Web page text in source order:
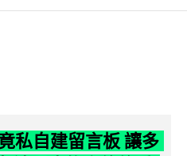
私自建留言板 讓多